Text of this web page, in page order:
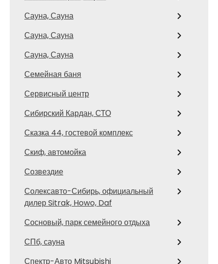
Сауна, Сауна
Сауна, Сауна
Сауна, Сауна
Семейная баня
Сервисный центр
Сибирский Кардан, СТО
Сказка 44, гостевой комплекс
Скиф, автомойка
Созвездие
Солексавто-Сибирь, официальный
дилер Sitrak, Howo, Daf
Сосновый, парк семейного отдыха
СПб, сауна
Спектр-Авто Mitsubishi